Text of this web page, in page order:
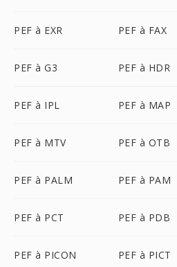
PEF à EXR PEF à FAX
PEF à G3 PEF à HDR
PEF à IPL PEF à MAP
PEF à MTV PEF à OTB
PEF à PALM PEF à PAM
PEF à PCT PEF à PDB
PEF à PICON PEF à PICT